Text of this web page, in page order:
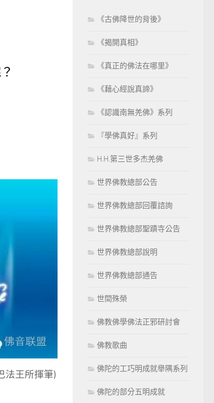
法王所揮筆)
《古佛降世的背後》
《揭開真相》
《真正的佛法在哪里》
《藉心經說真諦》
《認識南無羌佛》系列
『學佛真好』系列
H.H.第三世多杰羌佛
世界佛教總部公告
世界佛教總部回覆諮詢
世界佛教總部聖蹟寺公告
世界佛教總部說明
世界佛教總部通告
世間殊榮
佛教佛學佛法正邪研討會
佛教歌曲
佛陀的工巧明成就舉隅系列
佛陀的部分五明成就